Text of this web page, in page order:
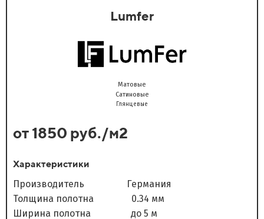
Lumfer
Матовые
Сатиновые
Глянцевые
от 1850 руб./м2
Характеристики
Производитель Германия
Толщина полотна 0.34 мм
Ширина полотна до 5 м